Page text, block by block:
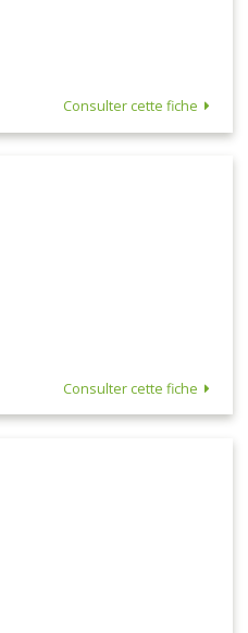
Consulter cette fiche
Consulter cette fiche